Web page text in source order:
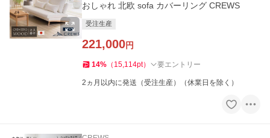
おしゃれ 北欧 sofa カバーリング CREWS
受注生産
221,000円
14% （ 15,114pt） 要エントリー
2ヵ月以内に発送（受注生産）（休業日を除く）